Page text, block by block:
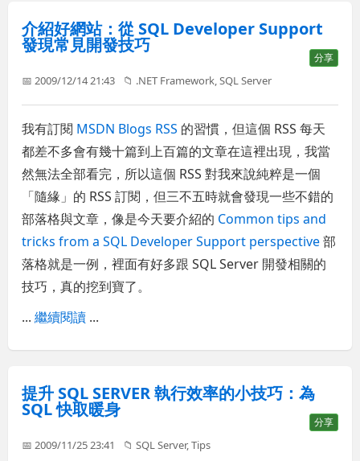
介紹好網站：從 SQL Developer Support
發現常見開發技巧
分享
📅 2009/12/14 21:43 📁 .NET Framework,SQL Server
我有訂閱 MSDN Blogs RSS 的習慣，但這個 RSS 每天
都差不多會有幾十篇到上百篇的文章在這裡出現，我當
然無法全部看完，所以這個 RSS 對我來說純粹是一個
「隨緣」的 RSS 訂閱，但三不五時就會發現一些不錯的
部落格與文章，像是今天要介紹的 Common tips and
tricks from a SQL Developer Support perspective部
落格就是一例，裡面有好多跟 SQL Server 開發相關的
技巧，真的挖到寶了。
...繼續閱讀 ...
提升 SQL SERVER 執行效率的小技巧：為
SQL 快取暖身
分享
📅 2009/11/25 23:41 📁SQL Server,Tips